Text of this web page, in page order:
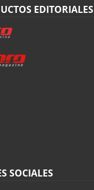
EDITORIALES
SOCIALES